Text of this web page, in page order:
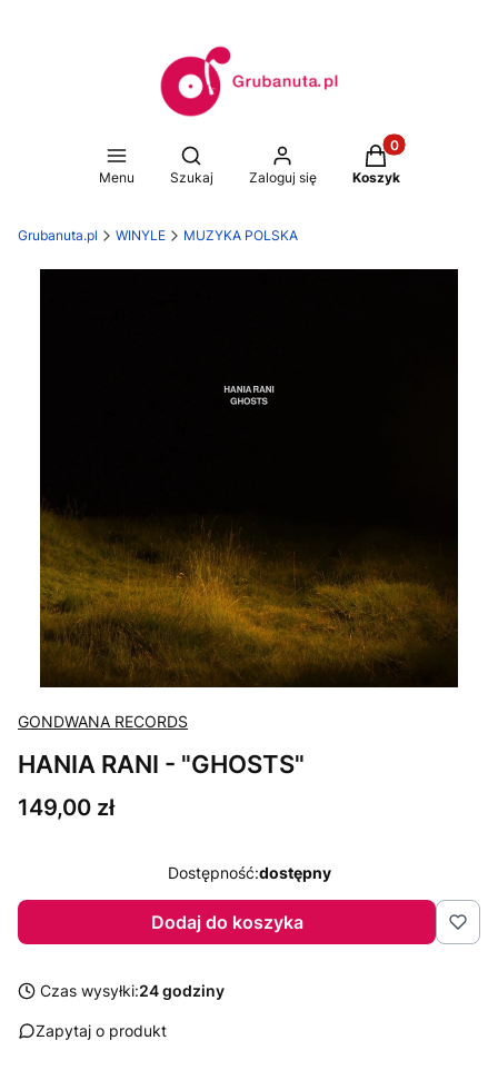
Menu
Otwórz wyszukiwarkę
Szukaj Zaloguj się
Produkty w
Koszyk
Grubanuta.pl WINYLE MUZYKA POLSKA
GONDWANA RECORDS
HANIA RANI - "GHOSTS"
Cena
149,00 zł
Dostępność:dostępny
Dodaj do koszyka
Czas wysyłki:24 godziny
Zapytaj o produkt